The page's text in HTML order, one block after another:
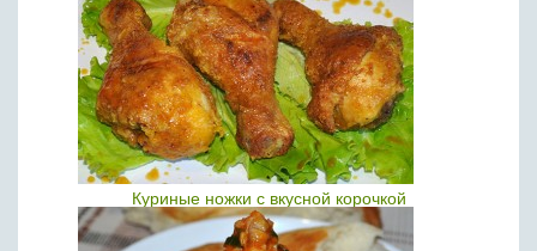
Куриные ножки с вкусной корочкой